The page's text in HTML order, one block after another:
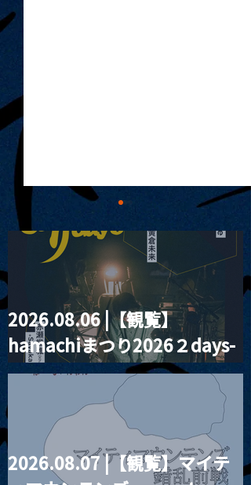
2026.03.01 |【観覧+配
信】昼）「幻想曲と月」
安齋孝秋 （Key）×
Chiaya （vo ）ユニット
初ライブ≪観覧チケッ
ト・THANK YOU SOLD
OUT!!≫
2026.08.06 |【観覧】
hamachiまつり2026２days-
月見ル君想フ編②
2026.08.07 |【観覧】マイテ